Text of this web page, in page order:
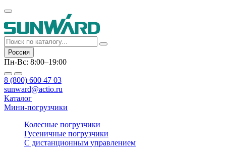
Россия
Пн-Вс: 8:00–19:00
8 (800) 600 47 03
sunward@actio.ru
Каталог
Мини-погрузчики
Колесные погрузчики
Гусеничные погрузчики
С дистанционным управлением